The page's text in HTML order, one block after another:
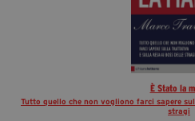
È Stato la
Tutto quello che non vogliono farci sapere
stragi